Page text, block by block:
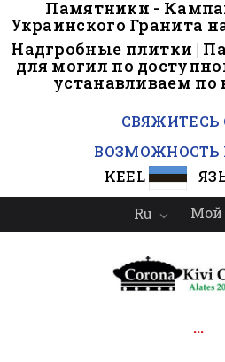
Памятники -
Украинского Гранита
Надгробные плитки |
для могил по
устанавливаем по
ВОЗМОЖНОСТЬ
KEEL
Мой
Ru 
...